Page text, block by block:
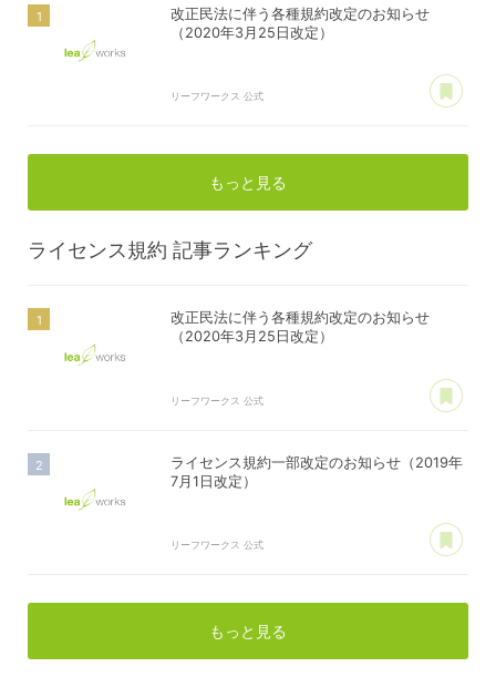
改正民法に伴う各種規約改定のお知らせ
（2020年3月25日改定）
リーフワークス 公式
もっと見る
ライセンス規約 記事ランキング
改正民法に伴う各種規約改定のお知らせ
（2020年3月25日改定）
リーフワークス 公式
ライセンス規約一部改定のお知らせ（2019年
7月1日改定）
リーフワークス 公式
もっと見る